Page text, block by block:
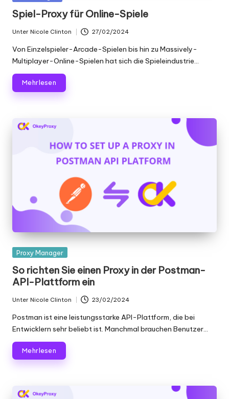
f
ü
r
je
d
e
n
B
rf
[
K
o
st
e
nl
o
s
e
T
Scraping
und
Spiel-Proxy für Online-Spiele
von
Unter Nicole Clinton 27/02/2024
Von Einzelspieler-Arcade-Spielen bis hin zu Massively-
Multiplayer-Online-Spielen hat sich die Spieleindustrie...
Mehr lesen
Gepostet
Proxy Manager
So richten Sie einen Proxy in der Postman-
API-Plattform ein
Geschrieben
von
Unter Nicole Clinton 23/02/2024
Postman ist eine leistungsstarke API-Plattform, die bei
Entwicklern sehr beliebt ist. Manchmal brauchen Benutzer...
Mehr lesen